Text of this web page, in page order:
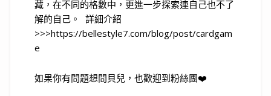
藏，在不同的格數中，更進一步探索連自己也不了
解的自己。 詳細介紹
>>>https://bellestyle7.com/blog/post/cardgam
e
如果你有問題想問貝兒，也歡迎到粉絲團❤️